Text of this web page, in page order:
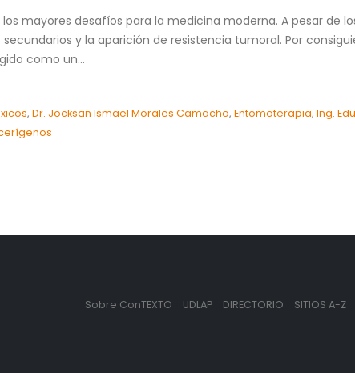
mayores desafíos para la medicina moderna. A pesar de
y la aparición de resistencia tumoral. Por
como un...
, Dr. Jocksan Ismael Morales Camacho, Entomoterapia, Ing.
Sobre ConTEXTO UDLAP DIRECTORIO SITIOS A-Z